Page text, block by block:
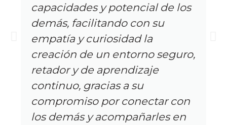
de los
con
en
is always upbeat and
She is a pleasure to work
and I highly recommend
Vía LinkedIn
Holly Teska
Executive Coach & Trusted
Brilliant Leaders & Successful